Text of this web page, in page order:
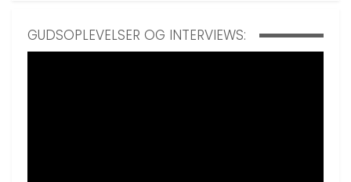
GUDSOPLEVELSER OG INTERVIEWS: